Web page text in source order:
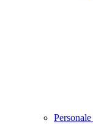
Personale